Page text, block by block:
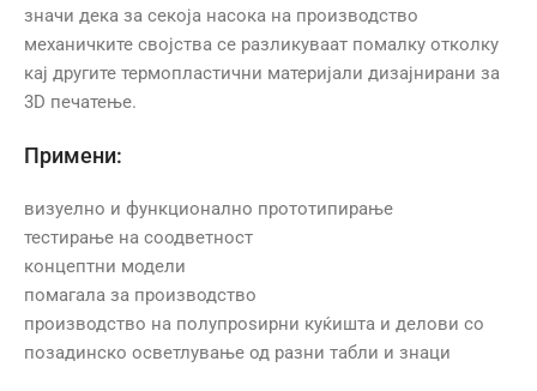
значи дека за секоја насока на производство
механичките својства се разликуваат помалку отколку
кај другите термопластични материјали дизајнирани за
3D печатење.
Примени:
визуелно и функционално прототипирање
тестирање на соодветност
концептни модели
помагала за производство
производство на полупроѕирни куќишта и делови со
позадинско осветлување од разни табли и знаци